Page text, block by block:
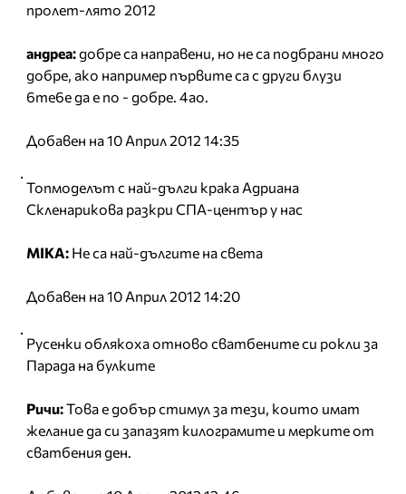
пролет-лято 2012
андреа:добре са направени, но не са подбрани много
добре, ако например първите са с други блузи
6те6е да е по - добре. 4ао.
Добавен на 10 Април 2012 14:35
Топмоделът с най-дълги крака Адриана
Скленарикова разкри СПА-център у нас
MIKA: Не са най-дългите на света
Добавен на 10 Април 2012 14:20
Русенки облякоха отново сватбените си рокли за
Парада на булките
Ричи:Това е добър стимул за тези, които имат
желание да си запазят килограмите и мерките от
сватбения ден.